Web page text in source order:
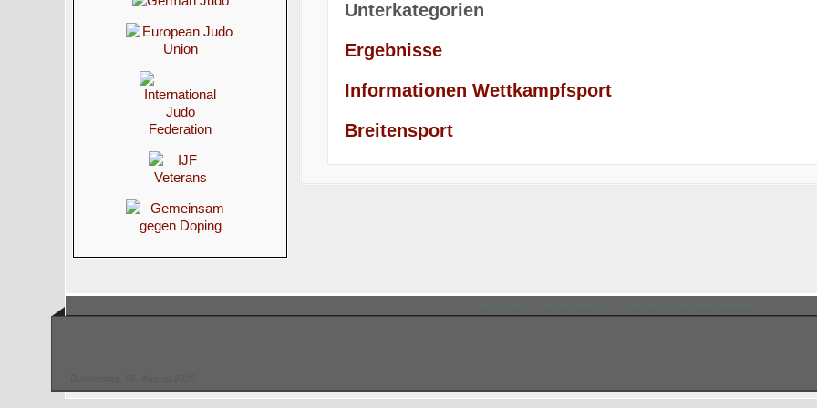
Unterkategorien
Ergebnisse
Informationen Wettkampfsport
Breitensport